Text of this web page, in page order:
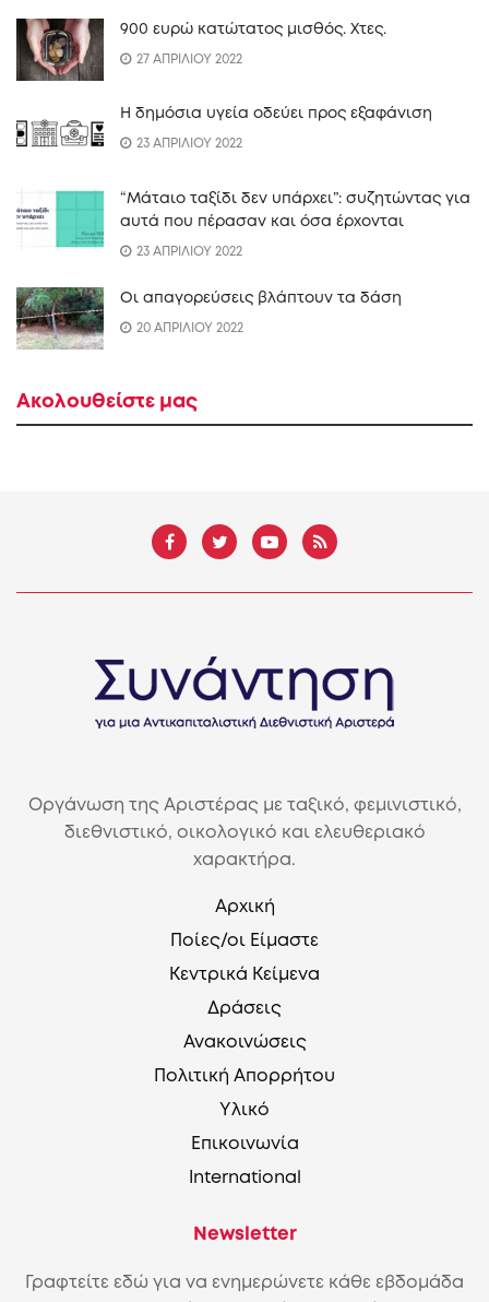
900 ευρώ κατώτατος μισθός. Xτες.
27 ΑΠΡΙΛΙΟΥ 2022
Η δημόσια υγεία οδεύει προς εξαφάνιση
23 ΑΠΡΙΛΙΟΥ 2022
“Mάταιο ταξίδι δεν υπάρχει”: συζητώντας για
αυτά που πέρασαν και όσα έρχονται
23 ΑΠΡΙΛΙΟΥ 2022
Οι απαγορεύσεις βλάπτουν τα δάση
20 ΑΠΡΙΛΙΟΥ 2022
Ακολουθείστε μας
Οργάνωση της Αριστέρας με ταξικό, φεμινιστικό,
διεθνιστικό, οικολογικό και ελευθεριακό
χαρακτήρα.
Αρχική
Ποίες/οι Είμαστε
Κεντρικά Κείμενα
Δράσεις
Ανακοινώσεις
Πολιτική Απορρήτου
Υλικό
Επικοινωνία
International
Newsletter
Γραφτείτε εδώ για να ενημερώνετε κάθε εβδομάδα